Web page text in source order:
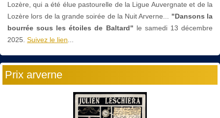
Lozère, qui a été élue pastourelle de la Ligue Auvergnate et de la
Lozère lors de la grande soirée de la Nuit Arverne... "Dansons la
bourrée sous les étoiles de Baltard" le samedi 13 décembre
2025. Suivez le lien...
Prix arverne